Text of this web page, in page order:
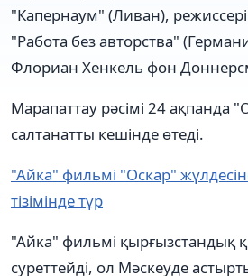
"Капернаум" (Ливан),
"Работа без авторства"
Флориан Хенкель фон
Марапаттау рәсімі 24 ақпанда
салтанатты кешінде өтеді.
"Айка" фильмі "Оскар"
тізімінде тұр
"Айка" фильмі қырғызстандық
суреттейді, ол Мәскеуде